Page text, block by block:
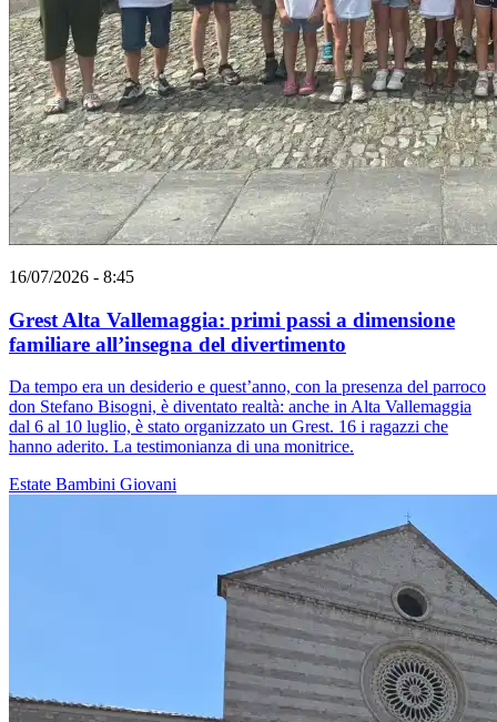
16/07/2026 - 8:45
Grest Alta Vallemaggia: primi passi a dimensione
familiare all’insegna del divertimento
Da tempo era un desiderio e quest’anno, con la presenza del parroco
don Stefano Bisogni, è diventato realtà: anche in Alta Vallemaggia
dal 6 al 10 luglio, è stato organizzato un Grest. 16 i ragazzi che
hanno aderito. La testimonianza di una monitrice.
Estate Bambini Giovani